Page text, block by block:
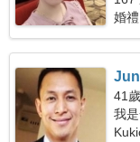
婚禮
41
我